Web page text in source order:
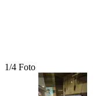
1/4 Foto